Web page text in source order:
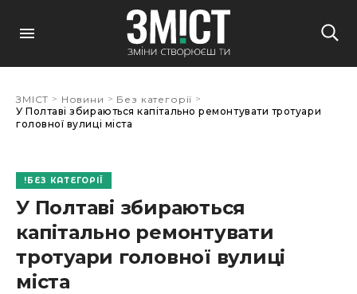
ЗМІСТ > Новини > Без категорії >
У Полтаві збираються капітально ремонтувати тротуари
головної вулиці міста
БЕЗ КАТЕГОРІЇ
У Полтаві збираються
капітально ремонтувати
тротуари головної вулиці
міста